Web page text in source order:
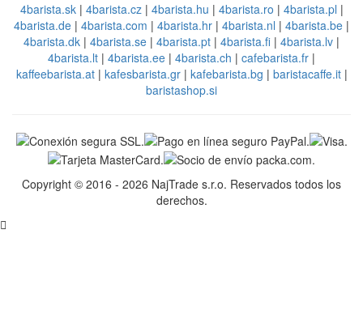
4barista.sk| 4barista.cz| 4barista.hu | 4barista.ro | 4barista.pl |
4barista.de | 4barista.com | 4barista.hr | 4barista.nl | 4barista.be |
4barista.dk | 4barista.se | 4barista.pt | 4barista.fi | 4barista.lv |
4barista.lt | 4barista.ee | 4barista.ch | cafebarista.fr |
kaffeebarista.at| kafesbarista.gr| kafebarista.bg | baristacaffe.it|
baristashop.si
Copyright © 2016 - 2026 NajTrade s.r.o. Reservados todos los
derechos.